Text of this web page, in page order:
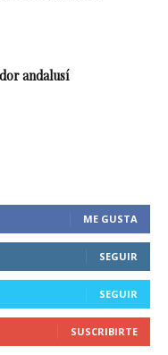
andalusí
ME GUSTA
SEGUIR
SEGUIR
SUSCRIBIRTE